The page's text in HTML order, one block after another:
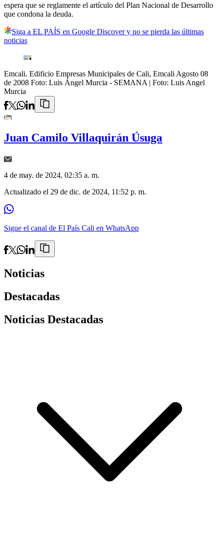
espera que se reglamente el artículo del Plan Nacional de Desarrollo
que condona la deuda.
Siga a EL PAÍS en Google Discover y no se pierda las últimas
noticias
Emcali. Edificio Empresas Municipales de Cali, Emcali Agosto 08
de 2008 Foto: Luis Ángel Murcia - SEMANA | Foto: Luis Angel
Murcia
Juan Camilo Villaquirán Úsuga
4 de may. de 2024, 02:35 a. m.
Actualizado el 29 de dic. de 2024, 11:52 p. m.
Sigue el canal de El País Cali en WhatsApp
Noticias
Destacadas
Noticias Destacadas